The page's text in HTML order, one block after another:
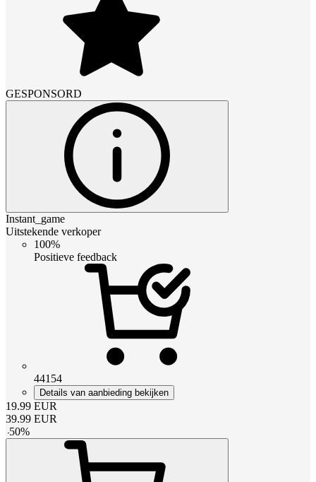
GESPONSORD
Instant_game
Uitstekende verkoper
100%
Positieve feedback
44154
Details van aanbieding bekijken
19.99 EUR
39.99 EUR
-50%